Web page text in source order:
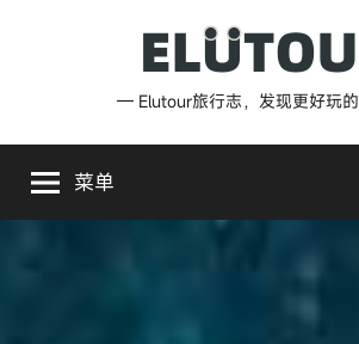
Elutour
旅
行
— Elutour旅行志，发现更好玩
菜单